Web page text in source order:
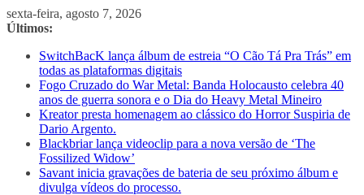
Pular
para
conteúdo
sexta-feira, agosto 7, 2026
Últimos:
SwitchBacK lança álbum de estreia “O Cão Tá Pra Trás” em
todas as plataformas digitais
Fogo Cruzado do War Metal: Banda Holocausto celebra 40
anos de guerra sonora e o Dia do Heavy Metal Mineiro
Kreator presta homenagem ao clássico do Horror Suspiria de
Dario Argento.
Blackbriar lança videoclip para a nova versão de ‘The
Fossilized Widow’
Savant inicia gravações de bateria de seu próximo álbum e
divulga vídeos do processo.